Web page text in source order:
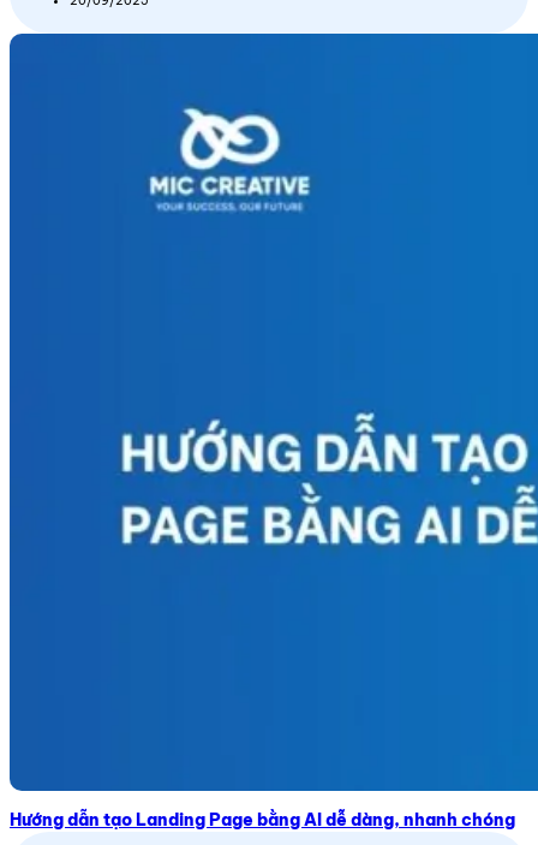
Hướng dẫn tạo Landing Page bằng AI dễ dàng, nhanh chóng